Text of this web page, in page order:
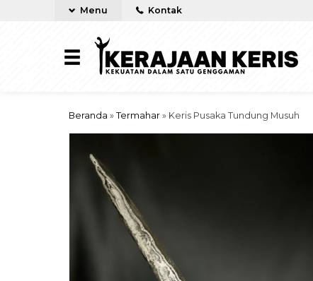
Menu Kontak
Beranda » Termahar » Keris Pusaka Tundung Musuh